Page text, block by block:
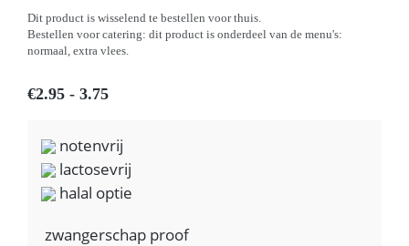
Dit product is wisselend te bestellen voor thuis.
Bestellen voor catering: dit product is onderdeel van de menu's:
normaal, extra vlees.
€2.95 - 3.75
notenvrij
lactosevrij
halal optie
zwangerschap proof